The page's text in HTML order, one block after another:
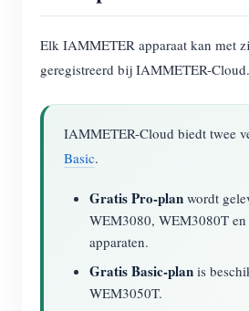
Elk IAMMETER apparaat kan met
geregistreerd bij IAMMETER-Cloud.
IAMMETER-Cloud biedt twee
Basic.
Gratis Pro-plan wordt
WEM3080, WEM3080T
apparaten.
Gratis Basic-plan is
WEM3050T.